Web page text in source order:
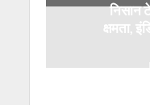
निसान
क्षमता,